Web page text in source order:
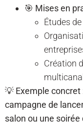
🎯 Mises en
Études
Création
💡 Exemple concret
campagne de
salon ou une soirée